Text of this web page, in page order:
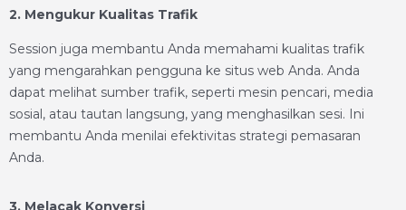
2. Mengukur Kualitas Trafik
Session juga membantu Anda memahami kualitas trafik
yang mengarahkan pengguna ke situs web Anda. Anda
dapat melihat sumber trafik, seperti mesin pencari, media
sosial, atau tautan langsung, yang menghasilkan sesi. Ini
membantu Anda menilai efektivitas strategi pemasaran
Anda.
3. Melacak Konversi